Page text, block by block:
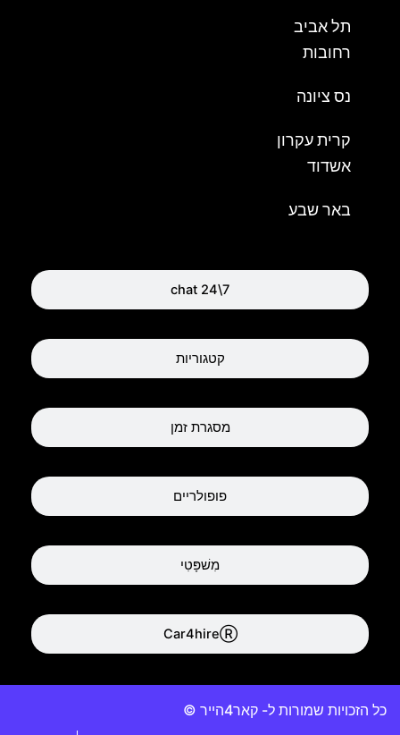
chat 24\7
קטגוריות
מסגרת זמן
פופולריים
מִשׁפָּטִי
Car4hireⓇ
תל אביב
רחובות
נס ציונה
קרית עקרון
אשדוד
באר שבע
כל הזכויות שמורות ל- קאר4הייר ©